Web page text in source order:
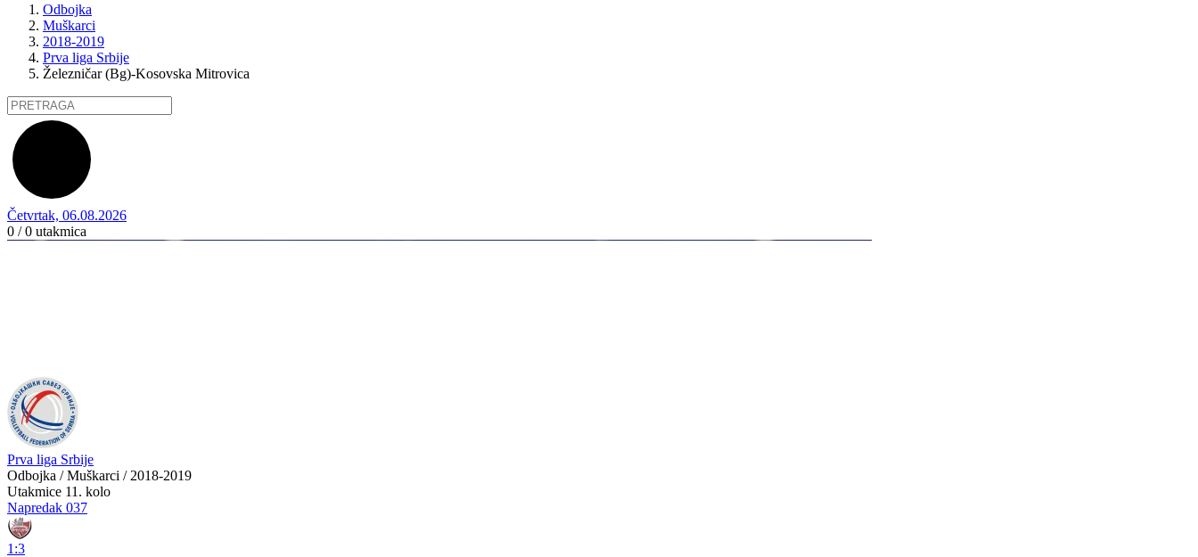
Odbojka
Muškarci
2018-2019
Prva liga Srbije
Železničar (Bg)-Kosovska Mitrovica
Četvrtak, 06.08.2026
0 / 0 utakmica
Prva liga Srbije
Odbojka / Muškarci / 2018-2019
Utakmice 11. kolo
Napredak 037
1:3